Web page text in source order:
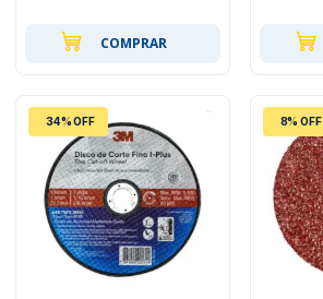
COMPRAR
34% OFF 8% OFF